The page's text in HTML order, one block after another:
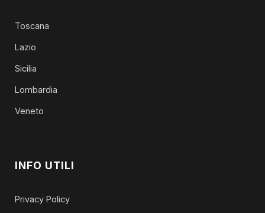
Toscana
Lazio
Sicilia
Lombardia
Veneto
INFO UTILI
Privacy Policy